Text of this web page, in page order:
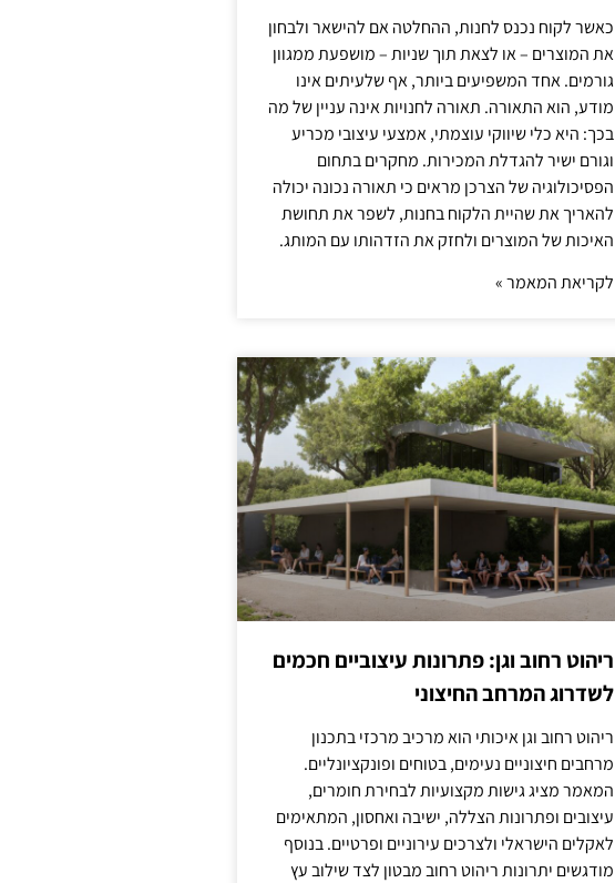
כאשר לקוח נכנס לחנות, ההחלטה אם להישאר ולבחון
את המוצרים – או לצאת תוך שניות – מושפעת ממגוון
גורמים. אחד המשפיעים ביותר, אף שלעיתים אינו
מודע, הוא התאורה. תאורה לחנויות אינה עניין של מה
בכך: היא כלי שיווקי עוצמתי, אמצעי עיצובי מכריע
וגורם ישיר להגדלת המכירות. מחקרים בתחום
הפסיכולוגיה של הצרכן מראים כי תאורה נכונה יכולה
להאריך את שהיית הלקוח בחנות, לשפר את תחושת
האיכות של המוצרים ולחזק את הזדהותו עם המותג.
לקריאת המאמר »
ריהוט רחוב וגן: פתרונות עיצוביים חכמים
לשדרוג המרחב החיצוני
ריהוט רחוב וגן איכותי הוא מרכיב מרכזי בתכנון
מרחבים חיצוניים נעימים, בטוחים ופונקציונליים.
המאמר מציג גישות מקצועיות לבחירת חומרים,
עיצובים ופתרונות הצללה, ישיבה ואחסון, המתאימים
לאקלים הישראלי ולצרכים עירוניים ופרטיים. בנוסף
מודגשים יתרונות ריהוט רחוב מבטון לצד שילוב עץ